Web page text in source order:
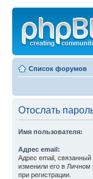
Список форумов
Отослать
Имя пользователя:
Адрес email:
Адрес email,
изменили его в Личном
при регистрации.